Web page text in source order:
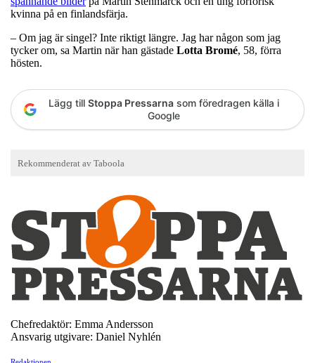
kvinna på en finlandsfärja.
– Om jag är singel? Inte riktigt längre. Jag har någon som jag
tycker om, sa Martin när han gästade Lotta Bromé, 58, förra
hösten.
Lägg till Stoppa Pressarna som föredragen källa i
Google
Chefredaktör: Emma Andersson
Ansvarig utgivare: Daniel Nyhlén